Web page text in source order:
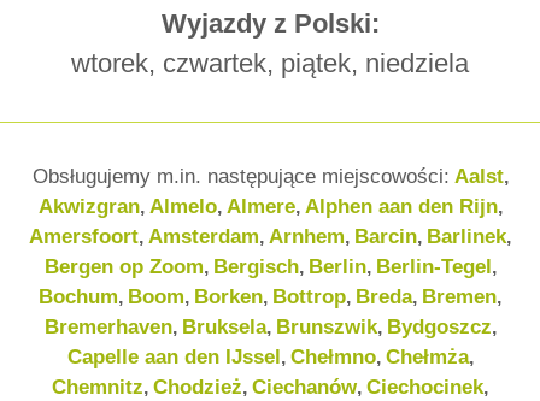
Wyjazdy z Polski:
wtorek, czwartek, piątek, niedziela
Obsługujemy m.in. następujące miejscowości: Aalst,
Akwizgran, Almelo, Almere, Alphen aan den Rijn,
Amersfoort, Amsterdam, Arnhem, Barcin, Barlinek,
Bergen op Zoom, Bergisch, Berlin, Berlin-Tegel,
Bochum, Boom, Borken, Bottrop, Breda, Bremen,
Bremerhaven, Bruksela, Brunszwik, Bydgoszcz,
Capelle aan den IJssel, Chełmno, Chełmża,
Chemnitz, Chodzież, Ciechanów, Ciechocinek,